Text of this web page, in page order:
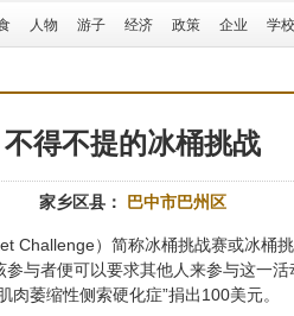
人物 游子 经济 政策 企业 学校
不得不提的冰桶挑战
家乡区县： 巴中市巴州区
Challenge）简称冰桶挑战赛或冰桶
与者便可以要求其他人来参与这一
萎缩性侧索硬化症”捐出100美元。